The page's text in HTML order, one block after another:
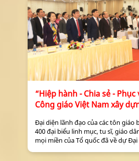
“Hiệp hành - Chia sẻ -
Công giáo Việt Nam xây
Đại diện lãnh đạo của các tôn giáo
400 đại biểu linh mục, tu sĩ, giáo
mọi miền của Tổ quốc đã về dự